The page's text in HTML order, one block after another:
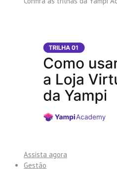
Assista agora
Gestão